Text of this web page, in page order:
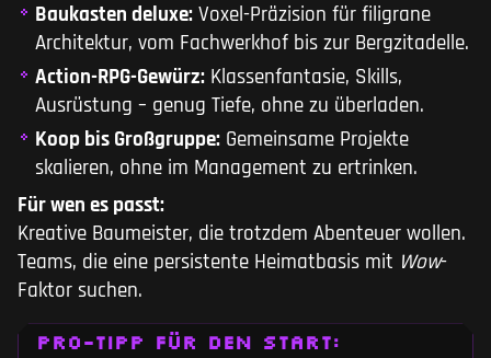
Baukasten deluxe: Voxel-Präzision für filigrane
Architektur, vom Fachwerkhof bis zur Bergzitadelle.
Action-RPG-Gewürz: Klassenfantasie, Skills,
Ausrüstung – genug Tiefe, ohne zu überladen.
Koop bis Großgruppe: Gemeinsame Projekte
skalieren, ohne im Management zu ertrinken.
Für wen es passt:
Kreative Baumeister, die trotzdem Abenteuer wollen.
Teams, die eine persistente Heimatbasis mit Wow-
Faktor suchen.
PRO-TIPP FÜR DEN START: